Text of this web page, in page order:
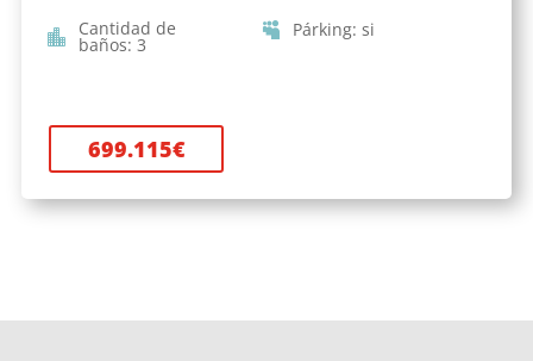
Cantidad de
baños: 3
Párking: si
699.115€